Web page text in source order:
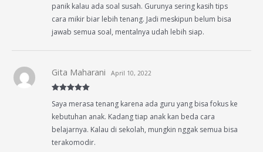
panik kalau ada soal susah. Gurunya sering kasih tips
cara mikir biar lebih tenang. Jadi meskipun belum bisa
jawab semua soal, mentalnya udah lebih siap.
of 5
Gita Maharani April 10, 2022
Saya merasa tenang karena ada guru yang bisa fokus ke
kebutuhan anak. Kadang tiap anak kan beda cara
belajarnya. Kalau di sekolah, mungkin nggak semua bisa
terakomodir.